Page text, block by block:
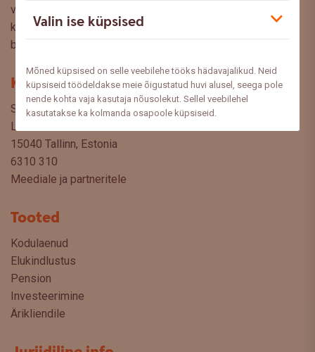
Valin ise küpsised
Mõned küpsised on selle veebilehe tööks hädavajalikud. Neid
küpsiseid töödeldakse meie õigustatud huvi alusel, seega pole
nende kohta vaja kasutaja nõusolekut. Sellel veebilehel
kasutatakse ka kolmanda osapoole küpsiseid.
valikuid oma rahaasjade korraldamisel. Ootame väga teie
küsimusi, ettepanekuid ja arvamusi, millistel teemadel siit
blogist lugeda sooviksite: meedia@swedbank.ee.
Kontakt
Swedbank AS
Liivalaia 34
15040 Tallinn, Estonia
6310 310
Meediale ja partneritele
Tooted
Kodulaenud
Elukindlustus
Pension
Investeerimine
Ärikliendile